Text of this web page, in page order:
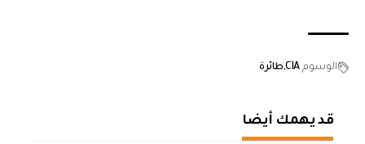
الوسوم CIA طائرة
قد يهمك أيضا